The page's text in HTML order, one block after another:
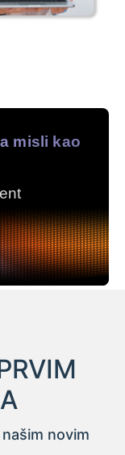
misli kao
novim